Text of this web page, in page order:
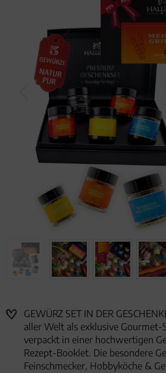
GEWÜRZ SET IN DER
aller Welt als exklusive Gourmet-
verpackt in einer hochwertigen
Rezept-Booklet. Die besondere
Feinschmecker, Hobbyköche &